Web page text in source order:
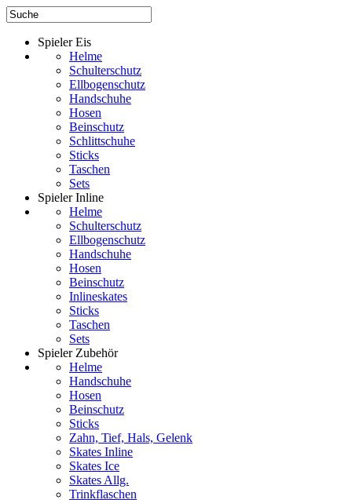
Spieler Eis
Helme
Schulterschutz
Ellbogenschutz
Handschuhe
Hosen
Beinschutz
Schlittschuhe
Sticks
Taschen
Sets
Spieler Inline
Helme
Schulterschutz
Ellbogenschutz
Handschuhe
Hosen
Beinschutz
Inlineskates
Sticks
Taschen
Sets
Spieler Zubehör
Helme
Handschuhe
Hosen
Beinschutz
Sticks
Zahn, Tief, Hals, Gelenk
Skates Inline
Skates Ice
Skates Allg.
Trinkflaschen